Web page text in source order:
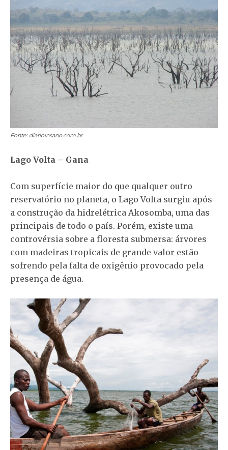
Fonte: diarioinsano.com.br
Lago Volta – Gana
Com superfície maior do que qualquer outro
reservatório no planeta, o Lago Volta surgiu após
a construção da hidrelétrica Akosomba, uma das
principais de todo o país. Porém, existe uma
controvérsia sobre a floresta submersa: árvores
com madeiras tropicais de grande valor estão
sofrendo pela falta de oxigênio provocado pela
presença de água.